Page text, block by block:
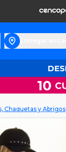
Chaquetas y Abrigos